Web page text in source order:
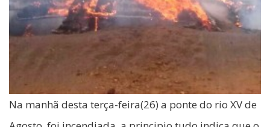
Na manhã desta terça-feira(26) a ponte do rio XV de